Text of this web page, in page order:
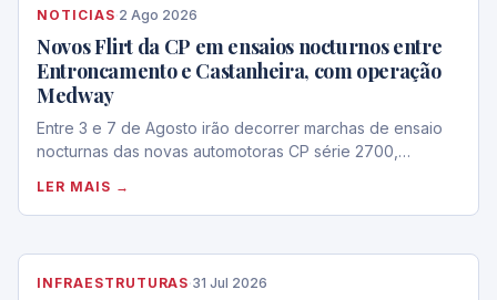
NOTICIAS·2 Ago 2026
Novos Flirt da CP em ensaios nocturnos entre
Entroncamento e Castanheira, com operação
Medway
Entre 3 e 7 de Agosto irão decorrer marchas de ensaio
nocturnas das novas automotoras CP série 2700,…
LER MAIS →
INFRAESTRUTURAS·31 Jul 2026